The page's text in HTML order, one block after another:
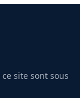
site sont sous